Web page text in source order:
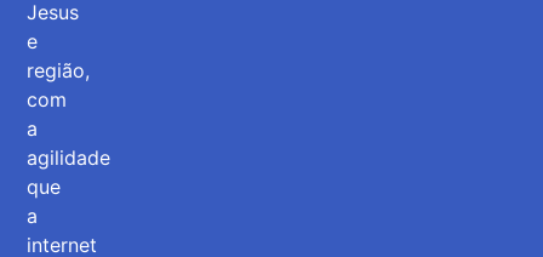
Jesus
e
região,
com
a
agilidade
que
a
internet